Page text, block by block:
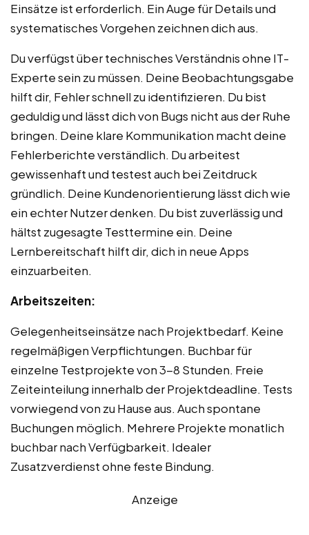
Einsätze ist erforderlich. Ein Auge für Details und
systematisches Vorgehen zeichnen dich aus.
Du verfügst über technisches Verständnis ohne IT-
Experte sein zu müssen. Deine Beobachtungsgabe
hilft dir, Fehler schnell zu identifizieren. Du bist
geduldig und lässt dich von Bugs nicht aus der Ruhe
bringen. Deine klare Kommunikation macht deine
Fehlerberichte verständlich. Du arbeitest
gewissenhaft und testest auch bei Zeitdruck
gründlich. Deine Kundenorientierung lässt dich wie
ein echter Nutzer denken. Du bist zuverlässig und
hältst zugesagte Testtermine ein. Deine
Lernbereitschaft hilft dir, dich in neue Apps
einzuarbeiten.
Arbeitszeiten:
Gelegenheitseinsätze nach Projektbedarf. Keine
regelmäßigen Verpflichtungen. Buchbar für
einzelne Testprojekte von 3-8 Stunden. Freie
Zeiteinteilung innerhalb der Projektdeadline. Tests
vorwiegend von zu Hause aus. Auch spontane
Buchungen möglich. Mehrere Projekte monatlich
buchbar nach Verfügbarkeit. Idealer
Zusatzverdienst ohne feste Bindung.
Anzeige